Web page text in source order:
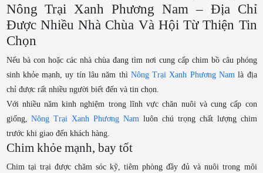
Nông Trại Xanh Phương Nam – Địa Chỉ
Được Nhiều Nhà Chùa Và Hội Từ Thiện Tin
Chọn
Nếu bà con hoặc các nhà chùa đang tìm nơi cung cấp chim bồ câu phóng
sinh khỏe mạnh, uy tín lâu năm thì Nông Trại Xanh Phương Nam là địa
chỉ được rất nhiều người biết đến và tin chọn.
Với nhiều năm kinh nghiệm trong lĩnh vực chăn nuôi và cung cấp con
giống,Nông Trại Xanh Phương Nam luôn chú trọng chất lượng chim
trước khi giao đến khách hàng.
Chim khỏe mạnh, bay tốt
Chim tại trại được chăm sóc kỹ, tiêm phòng đầy đủ và nuôi trong môi